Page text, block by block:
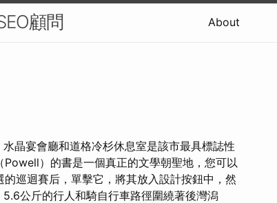
顧問 About
晶宴會廳和道格冷杉休息室是該市最具標誌性
Powell）的書是一個真正的文學朝聖地，您可以
的巡迴賽后，單擊它，將其放入設計按鈕中，然
公斤的行人和騎自行車路徑圍繞著後灣潟